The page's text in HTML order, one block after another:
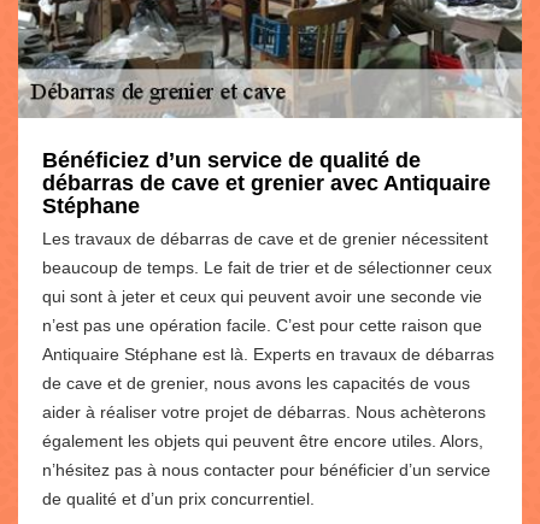
Bénéficiez d’un service de qualité de
débarras de cave et grenier avec Antiquaire
Stéphane
Les travaux de débarras de cave et de grenier nécessitent
beaucoup de temps. Le fait de trier et de sélectionner ceux
qui sont à jeter et ceux qui peuvent avoir une seconde vie
n’est pas une opération facile. C’est pour cette raison que
Antiquaire Stéphane est là. Experts en travaux de débarras
de cave et de grenier, nous avons les capacités de vous
aider à réaliser votre projet de débarras. Nous achèterons
également les objets qui peuvent être encore utiles. Alors,
n’hésitez pas à nous contacter pour bénéficier d’un service
de qualité et d’un prix concurrentiel.